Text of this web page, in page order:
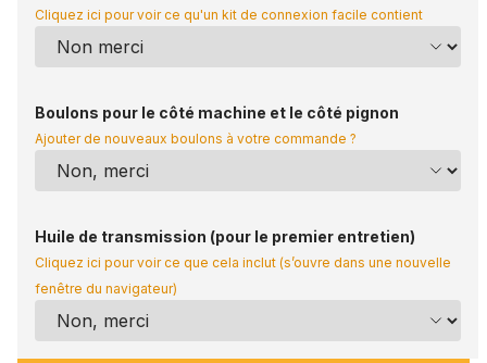
Cliquez ici pour voir ce qu'un kit de connexion facile contient
Boulons pour le côté machine et le côté pignon
Ajouter de nouveaux boulons à votre commande ?
Huile de transmission (pour le premier entretien)
Cliquez ici pour voir ce que cela inclut (s’ouvre dans une nouvelle
fenêtre du navigateur)